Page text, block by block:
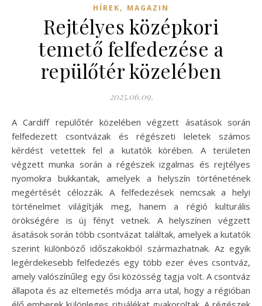
HÍREK, MAGAZIN
Rejtélyes középkori
temető felfedezése a
repülőtér közelében
2025.06.09.
A Cardiff repülőtér közelében végzett ásatások során
felfedezett csontvázak és régészeti leletek számos
kérdést vetettek fel a kutatók körében. A területen
végzett munka során a régészek izgalmas és rejtélyes
nyomokra bukkantak, amelyek a helyszín történetének
megértését célozzák. A felfedezések nemcsak a helyi
történelmet világítják meg, hanem a régió kulturális
örökségére is új fényt vetnek. A helyszínen végzett
ásatások során több csontvázat találtak, amelyek a kutatók
szerint különböző időszakokból származhatnak. Az egyik
legérdekesebb felfedezés egy több ezer éves csontváz,
amely valószínűleg egy ősi közösség tagja volt. A csontváz
állapota és az eltemetés módja arra utal, hogy a régióban